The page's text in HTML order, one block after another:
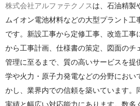
株式会社アルファテクノス は、石油精製
ムイオン電池材料などの大型プラント工
です。新設工事から定修工事、改造工事
から工事計画、仕様書の策定、図面のチ
管理に至るまで、質の高いサービスを提
学や火力・原子力発電などの分野におい
かし、業界内での信頼を築いています。
実績と幅広い対応能力にあります。数多